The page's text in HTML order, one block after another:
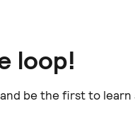
loop!
be the first to